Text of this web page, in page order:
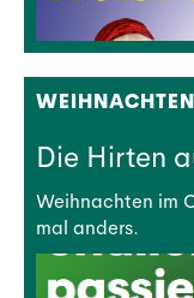
WEIHNACHTEN
Die Hirten
Weihnachten im
mal anders.